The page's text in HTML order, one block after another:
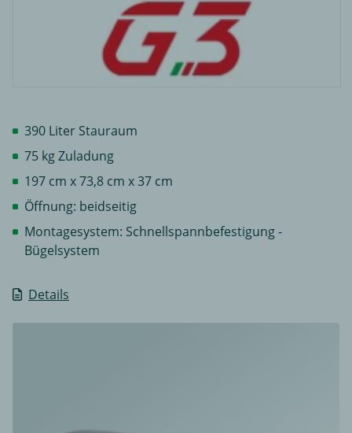
Details
390 Liter Stauraum
75 kg Zuladung
197 cm x 73,8 cm x 37 cm
Öffnung: beidseitig
Montagesystem: Schnellspannbefestigung -
Bügelsystem